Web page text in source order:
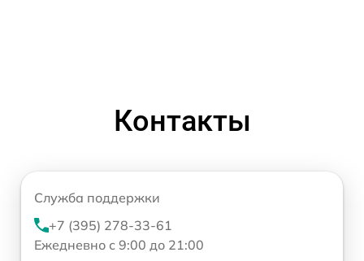
Контакты
Служба поддержки
+7 (395) 278-33-61
Ежедневно с 9:00 до 21:00